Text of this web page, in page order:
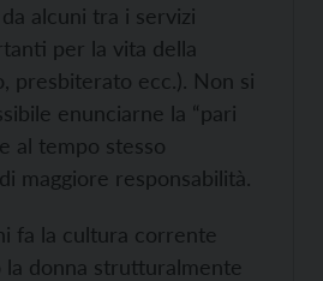
alcuni tra i servizi
per la vita della
presbiterato ecc.). Non si
enunciarne la “pari
al tempo stesso
maggiore responsabilità.
fa la cultura corrente
donna strutturalmente